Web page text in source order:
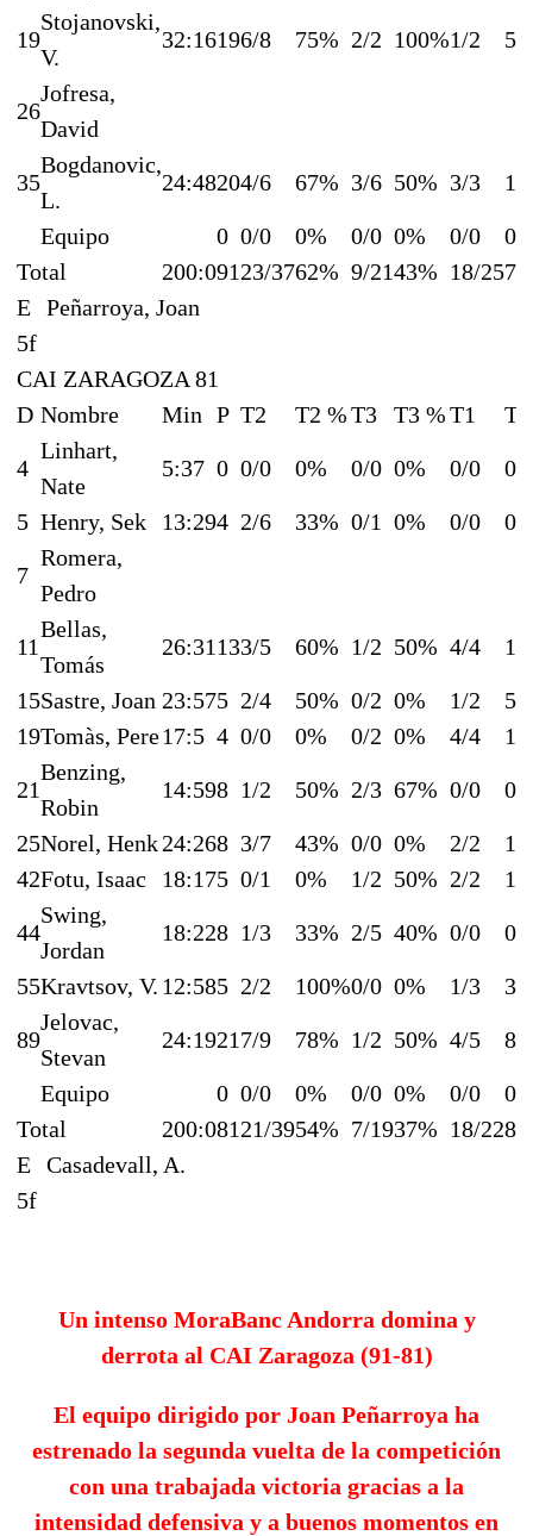
19
Stojanovski,
V.
32:16196/8 75% 2/2 100%1/2
26
Jofresa,
David
35
Bogdanovic,
L.
24:48204/6 67% 3/6 50% 3/3
Equipo 0 0/0 0% 0/0 0% 0/0
Total
200:09123/3762% 9/2143% 18/25
E Peñarroya, Joan
5f
CAI ZARAGOZA 81
D Nombre Min P T2 T2 %T3 T3 %T1
4
Linhart,
Nate
5:37 0 0/0 0% 0/0 0% 0/0
5 Henry, Sek 13:294 2/6 33% 0/1 0% 0/0
7
Romera,
Pedro
11
Bellas,
Tomás
26:31133/5 60% 1/2 50% 4/4
15Sastre, Joan 23:575 2/4 50% 0/2 0% 1/2
19Tomàs, Pere17:5 4 0/0 0% 0/2 0% 4/4
21
Benzing,
Robin
14:598 1/2 50% 2/3 67% 0/0
25Norel, Henk24:268 3/7 43% 0/0 0% 2/2
42Fotu, Isaac 18:175 0/1 0% 1/2 50% 2/2
44
Swing,
Jordan
18:228 1/3 33% 2/5 40% 0/0
55Kravtsov, V. 12:585 2/2 100%0/0 0% 1/3
89
Jelovac,
Stevan
24:19217/9 78% 1/2 50% 4/5
Equipo 0 0/0 0% 0/0 0% 0/0
Total
200:08121/3954% 7/1937% 18/22
E Casadevall, A.
5f
Un intenso MoraBanc Andorra domina y
derrota al CAI Zaragoza (91-81)
El equipo dirigido por Joan Peñarroya ha
estrenado la segunda vuelta de la competición
con una trabajada victoria gracias a la
intensidad defensiva y a buenos momentos en